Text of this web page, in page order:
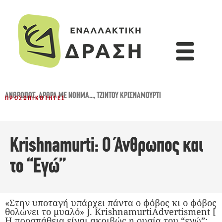
ΆΝΘΡΩΠΟΣ,ΆΡΘΡΑ ΜΕ ΝΌΗΜΑ...,ΤΖΊΝΤΟΥ ΚΡΙΣΝΑΜΟΎΡΤΙ
ΠΡΟΣΩΠΙΚΌΤΗΤΕΣ
Krishnamurti: Ο Άνθρωπος και
το “Εγώ”
«Στην υποταγή υπάρχει πάντα ο φόβος κι ο φόβος
θολώνει το μυαλό» J. KrishnamurtiAdvertisment [